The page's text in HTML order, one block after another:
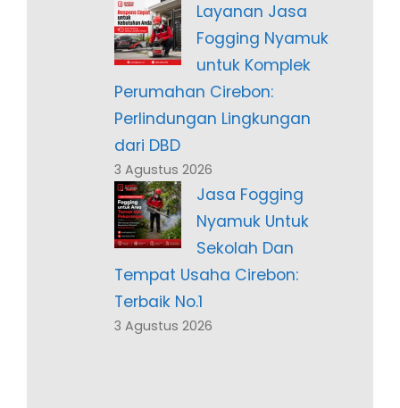
Layanan Jasa
Fogging Nyamuk
untuk Komplek
Perumahan Cirebon:
Perlindungan Lingkungan
dari DBD
3 Agustus 2026
Jasa Fogging
Nyamuk Untuk
Sekolah Dan
Tempat Usaha Cirebon:
Terbaik No.1
3 Agustus 2026